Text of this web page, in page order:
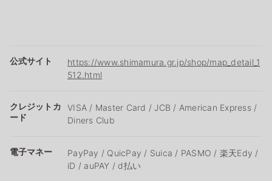
公式サイト
https://www.shimamura.gr.jp/shop/map_detail_1
512.html
クレジットカ
ード
VISA / Master Card / JCB / American Express /
Diners Club
電子マネー
PayPay / QuicPay / Suica / PASMO / 楽天Edy /
iD / auPAY / d払い